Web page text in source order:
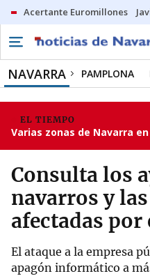
Acertante Euromillones
NAVARRA PAMPLONA
EL TIEMPO
Varias zonas de Navarra
Consulta los
navarros y
afectadas por
El ataque a la empresa
apagón informático a